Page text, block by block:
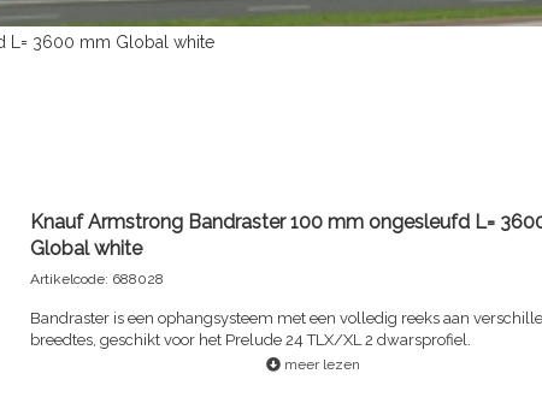
L= 3600 mm Global white
Knauf Armstrong Bandraster 100 mm ongesleufd L=
Global white
Artikelcode: 688028
Bandraster is een ophangsysteem met een volledig reeks aan
breedtes, geschikt voor het Prelude 24 TLX/XL 2 dwarsprofiel.
meer lezen